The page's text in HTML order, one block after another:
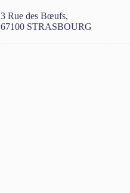
3 Rue des Bœufs,
67100 STRASBOURG